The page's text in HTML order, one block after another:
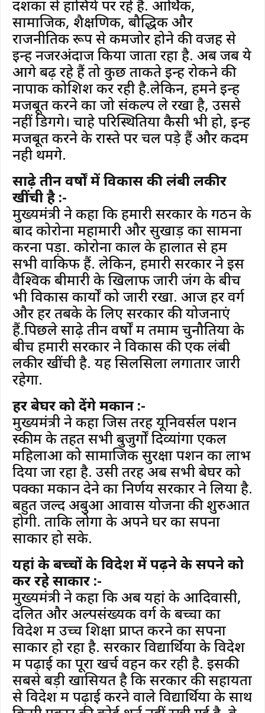
दशकों से हासिये पर रहे हैं. आर्थिक,
सामाजिक, शैक्षणिक, बौद्धिक और
राजनीतिक रूप से कमजोर होने की वजह से
इन्हें नजरअंदाज किया जाता रहा है. अब जब ये
आगे बढ़ रहे हैं तो कुछ ताकते इन्हें रोकने की
नापाक कोशिश कर रही है.लेकिन, हमने इन्हें
मजबूत करने का जो संकल्प ले रखा है, उससे
नहीं डिगेंगे। चाहे परिस्थितियों कैसी भी हो, इन्हें
मजबूत करने के रास्ते पर चल पड़े हैं और कदम
नही थमेंगे.
साढ़े तीन वर्षों में विकास की लंबी लकीर
खींची है :-
मुख्यमंत्री ने कहा कि हमारी सरकार के गठन के
बाद कोरोना महामारी और सुखाड़ का सामना
करना पड़ा. कोरोना काल के हालात से हम
सभी वाकिफ हैं. लेकिन, हमारी सरकार ने इस
वैश्विक बीमारी के खिलाफ जारी जंग के बीच
भी विकास कार्यों को जारी रखा. आज हर वर्ग
और हर तबके के लिए सरकार की योजनाएं
हैं.पिछले साढ़े तीन वर्षों में तमाम चुनौतियों के
बीच हमारी सरकार ने विकास की एक लंबी
लकीर खींची है. यह सिलसिला लगातार जारी
रहेगा.
हर बेघर को देंगे मकान :-
मुख्यमंत्री ने कहा जिस तरह यूनिवर्सल पेंशन
स्कीम के तहत सभी बुजुर्गों दिव्यांगों एकल
महिलाओं को सामाजिक सुरक्षा पेंशन का लाभ
दिया जा रहा है. उसी तरह अब सभी बेघर को
पक्का मकान देने का निर्णय सरकार ने लिया है.
बहुत जल्द अबुआ आवास योजना की शुरुआत
होगी. ताकि लोगों के अपने घर का सपना
साकार हो सके.
यहां के बच्चों के विदेश में पढ़ने के सपने को
कर रहे साकार :-
मुख्यमंत्री ने कहा कि अब यहां के आदिवासी,
दलित और अल्पसंख्यक वर्ग के बच्चों का
विदेश में उच्च शिक्षा प्राप्त करने का सपना
साकार हो रहा है. सरकार विद्यार्थियों के विदेश
में पढ़ाई का पूरा खर्च वहन कर रही है. इसकी
सबसे बड़ी खासियत है कि सरकार की सहायता
से विदेश में पढ़ाई करने वाले विद्यार्थियों के साथ